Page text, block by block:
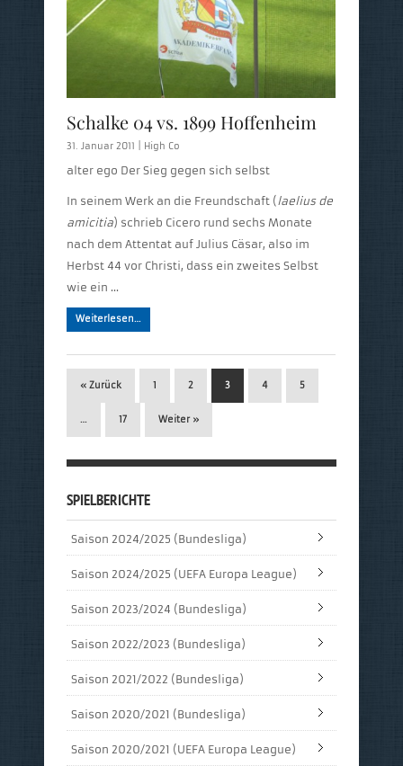
Schalke 04 vs. 1899 Hoffenheim
31. Januar 2011 | High Co
alter ego Der Sieg gegen sich selbst
In seinem Werk an die Freundschaft ( laelius de
amicitia) schrieb Cicero rund sechs Monate
nach dem Attentat auf Julius Cäsar, also im
Herbst 44 vor Christi, dass ein zweites Selbst
wie ein …
Weiterlesen…
« Zurück 1 2 3 4 5
… 17 Weiter »
SPIELBERICHTE
Saison 2024/2025 (Bundesliga)
Saison 2024/2025 (UEFA Europa League)
Saison 2023/2024 (Bundesliga)
Saison 2022/2023 (Bundesliga)
Saison 2021/2022 (Bundesliga)
Saison 2020/2021 (Bundesliga)
Saison 2020/2021 (UEFA Europa League)